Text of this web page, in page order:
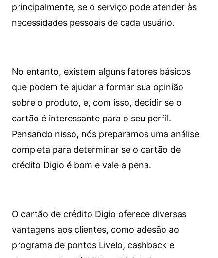
principalmente, se o serviço pode atender às
necessidades pessoais de cada usuário.
No entanto, existem alguns fatores básicos
que podem te ajudar a formar sua opinião
sobre o produto, e, com isso, decidir se o
cartão é interessante para o seu perfil.
Pensando nisso, nós preparamos uma análise
completa para determinar se o cartão de
crédito Digio é bom e vale a pena.
O cartão de crédito Digio oferece diversas
vantagens aos clientes, como adesão ao
programa de pontos Livelo, cashback e